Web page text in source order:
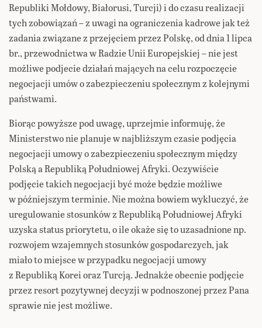
Republiki Mołdowy, Białorusi, Turcji) i do czasu realizacji
tych zobowiązań – z uwagi na ograniczenia kadrowe jak też
zadania związane z przejęciem przez Polskę, od dnia 1 lipca
br., przewodnictwa w Radzie Unii Europejskiej – nie jest
możliwe podjecie działań mających na celu rozpoczęcie
negocjacji umów o zabezpieczeniu społecznym z kolejnymi
państwami.
Biorąc powyższe pod uwagę, uprzejmie informuję, że
Ministerstwo nie planuje w najbliższym czasie podjęcia
negocjacji umowy o zabezpieczeniu społecznym między
Polską a Republiką Południowej Afryki. Oczywiście
podjęcie takich negocjacji być może będzie możliwe
w późniejszym terminie. Nie można bowiem wykluczyć, że
uregulowanie stosunków z Republiką Południowej Afryki
uzyska status priorytetu, o ile okaże się to uzasadnione np.
rozwojem wzajemnych stosunków gospodarczych, jak
miało to miejsce w przypadku negocjacji umowy
z Republiką Korei oraz Turcją. Jednakże obecnie podjęcie
przez resort pozytywnej decyzji w podnoszonej przez Pana
sprawie nie jest możliwe.